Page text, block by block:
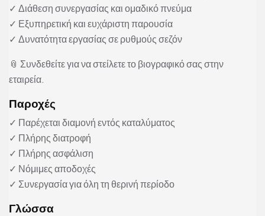
✓ Διάθεση συνεργασίας και ομαδικό πνεύμα
✓ Εξυπηρετική και ευχάριστη παρουσία
✓ Δυνατότητα εργασίας σε ρυθμούς σεζόν
📎 Συνδεθείτε για να στείλετε το βιογραφικό σας στην
εταιρεία.
Παροχές
✓ Παρέχεται διαμονή εντός καταλύματος
✓ Πλήρης διατροφή
✓ Πλήρης ασφάλιση
✓ Νόμιμες αποδοχές
✓ Συνεργασία για όλη τη θερινή περίοδο
Γλώσσα